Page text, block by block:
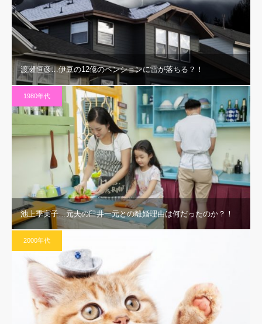
渡瀬恒彦…伊豆の12億のペンションに雷が落ちる？！
1980年代
池上季実子…元夫の臼井一元との離婚理由は何だったのか？！
2000年代